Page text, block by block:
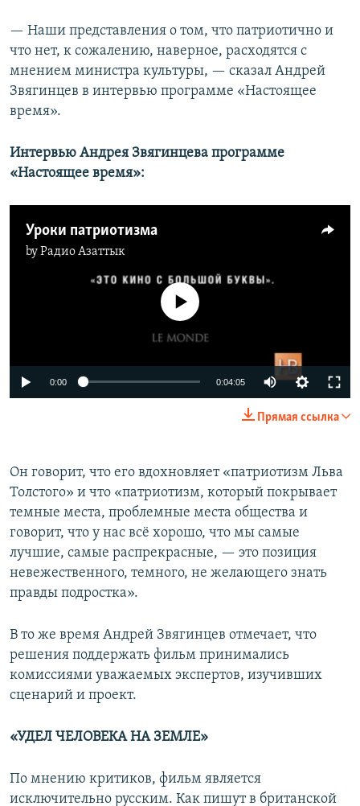
— Наши представления о том, что патриотично и
что нет, к сожалению, наверное, расходятся с
мнением министра культуры, — сказал Андрей
Звягинцев в интервью программе «Настоящее
время».
Интервью Андрея Звягинцева программе
«Настоящее время»:
Уроки патриотизма
byРадио Азаттык
No media source currently available
0:00 0:04:05
Прямая ссылка
Он говорит, что его вдохновляет «патриотизм Льва
Толстого» и что «патриотизм, который покрывает
темные места, проблемные места общества и
говорит, что у нас всё хорошо, что мы самые
лучшие, самые распрекрасные, — это позиция
невежественного, темного, не желающего знать
правды подростка».
В то же время Андрей Звягинцев отмечает, что
решения поддержать фильм принимались
комиссиями уважаемых экспертов, изучивших
сценарий и проект.
«УДЕЛ ЧЕЛОВЕКА НА ЗЕМЛЕ»
По мнению критиков, фильм является
исключительно русским. Как пишут в британской